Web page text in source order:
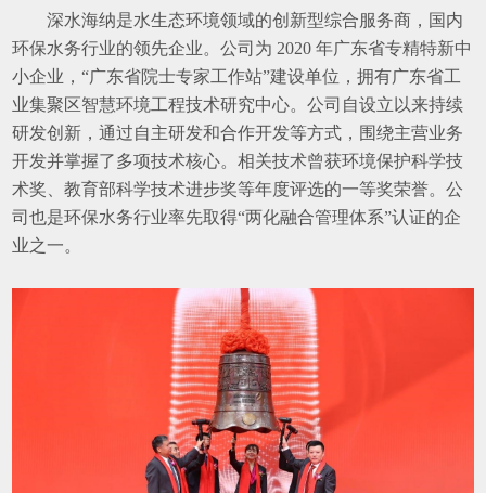
深水海纳是水生态环境领域的创新型综合服务商，国内
环保水务行业的领先企业。公司为 2020 年广东省专精特新中
小企业，“广东省院士专家工作站”建设单位，拥有广东省工
业集聚区智慧环境工程技术研究中心。公司自设立以来持续
研发创新，通过自主研发和合作开发等方式，围绕主营业务
开发并掌握了多项技术核心。相关技术曾获环境保护科学技
术奖、教育部科学技术进步奖等年度评选的一等奖荣誉。公
司也是环保水务行业率先取得“两化融合管理体系”认证的企
业之一。